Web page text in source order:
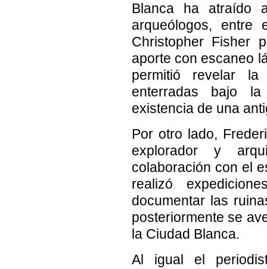
Blanca ha atraído
arqueólogos, entre
Christopher Fisher
aporte con escaneo
permitió revelar la
enterradas bajo
existencia de una
Por otro lado,
explorador y
colaboración con el
realizó
documentar las
posteriormente se
la Ciudad Blanca.
Al igual el